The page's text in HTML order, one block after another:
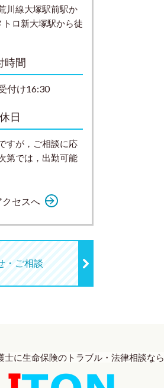
川線大塚駅前駅か
ロ新大塚駅から徒
時間
付け16:30
日
すが，ご相談に応
第では，出勤可能
セスへ
・ご相談
士に生命保険のトラブル・法律相談なら